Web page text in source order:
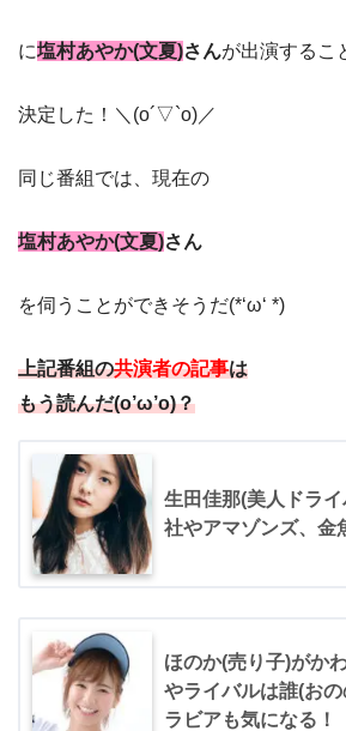
に塩村あやか(文夏)さんが出演するこ
決定した！＼(o´▽`o)／
同じ番組では、現在の
塩村あやか(文夏)さん
を伺うことができそうだ(*‘ω‘ *)
上記番組の共演者の記事は
もう読んだ(o’ω’o)？
生田佳那(美人ドラ
社やアマゾンズ、金
ほのか(売り子)がか
やライバルは誰(お
ラビアも気になる！